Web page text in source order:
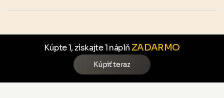
Kúpte 1, získajte 1 náplň ZADARMO
Kúpiť teraz